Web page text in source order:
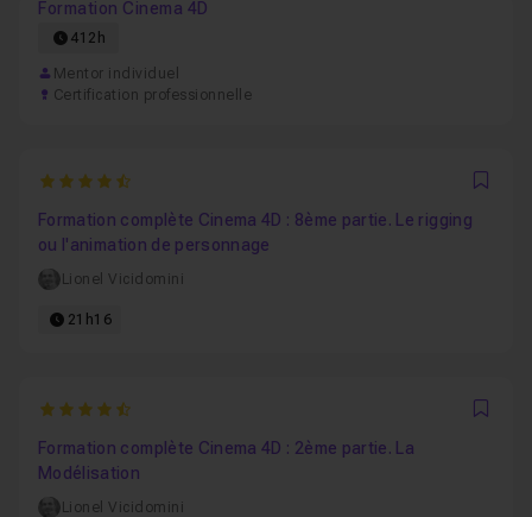
Formation Cinema 4D
412h
Mentor individuel
Certification professionnelle
4.8333333333333
Formation complète Cinema 4D : 8ème partie. Le rigging
ou l'animation de personnage
Lionel Vicidomini
21h16
4.8787878787879
Formation complète Cinema 4D : 2ème partie. La
Modélisation
Lionel Vicidomini